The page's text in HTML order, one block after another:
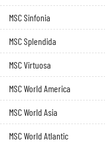
MSC Sinfonia
MSC Splendida
MSC Virtuosa
MSC World America
MSC World Asia
MSC World Atlantic